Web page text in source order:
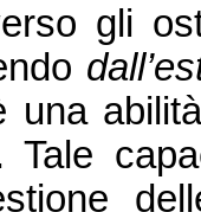
gli
una
Tale